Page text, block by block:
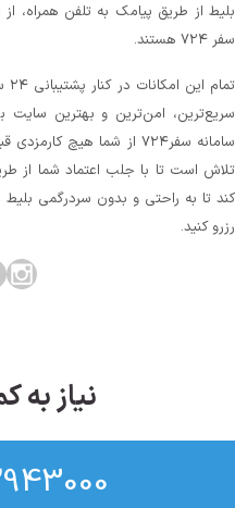
بلیط از طریق پیامک به تلفن همراه،
سفر ۷۲۴ هستند.
سریع‌ترین، امن‌ترین و بهترین سایت
سامانه سفر۷۲۴ از شما
تلاش است تا با جلب اعتماد شما از
کند تا به راحتی و بدون سردرگمی بلیط
رزرو کنید.
نیاز به